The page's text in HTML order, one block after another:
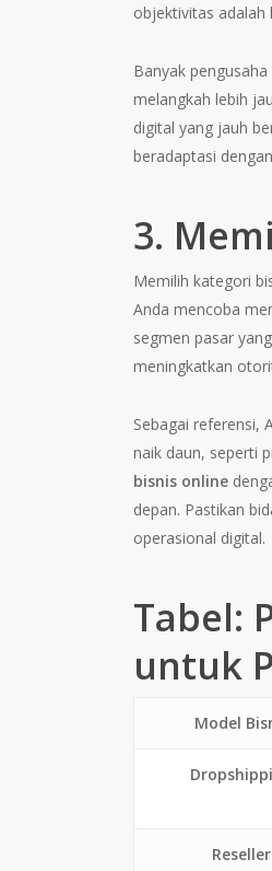
objektivitas adalah
Banyak
melangkah lebih
digital yang jauh
beradaptasi
3.
Memilih kategori
Anda mencoba
segmen pasar
meningkatkan
Sebagai referensi,
naik daun, seperti
bisnis online
depan. Pastikan
operasional digital.
Tabel:
untuk
Model
Reseller